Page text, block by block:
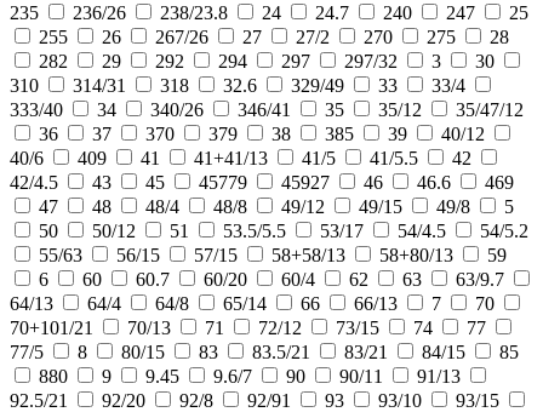
235
236/26 238/23.8 24 24.7 240 247
25
255
26 267/26 27 27/2 270 275
28
282
29 292 294 297 297/32 3
30
310
314/31 318 32.6 329/49 33
33/4
333/40
34 340/26 346/41 35 35/12
35/47/12
36
37 370 379 38 385 39
40/12
40/6
409 41 41+41/13 41/5 41/5.5
42
42/4.5
43 45 45779 45927 46 46.6
469
47
48 48/4 48/8 49/12 49/15 49/8
5
50
50/12 51 53.5/5.5 53/17 54/4.5
54/5.2
55/63
56/15 57/15 58+58/13 58+80/13
59
6
60 60.7 60/20 60/4 62 63
63/9.7
64/13
64/4 64/8 65/14 66 66/13 7
70
70+101/21
70/13 71 72/12 73/15 74
77
77/5
8 80/15 83 83.5/21 83/21 84/15
85
880
9 9.45 9.6/7 90 90/11
91/13
92.5/21
92/20 92/8 92/91 93 93/10
93/15